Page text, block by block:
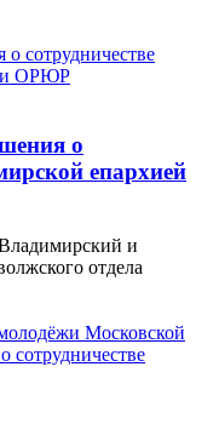
о
епархией
и
отдела